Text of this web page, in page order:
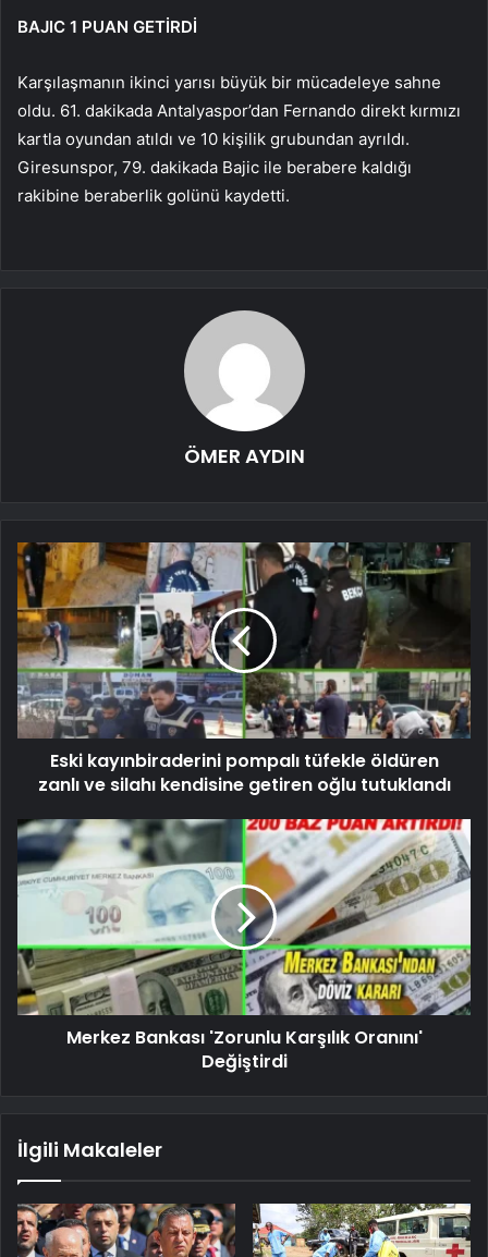
BAJIC 1 PUAN GETİRDİ
Karşılaşmanın ikinci yarısı büyük bir mücadeleye sahne
oldu. 61. dakikada Antalyaspor’dan Fernando direkt kırmızı
kartla oyundan atıldı ve 10 kişilik grubundan ayrıldı.
Giresunspor, 79. dakikada Bajic ile berabere kaldığı
rakibine beraberlik golünü kaydetti.
ÖMER AYDIN
Eski kayınbiraderini pompalı tüfekle öldüren
zanlı ve silahı kendisine getiren oğlu tutuklandı
Merkez Bankası 'Zorunlu Karşılık Oranını'
Değiştirdi
İlgili Makaleler